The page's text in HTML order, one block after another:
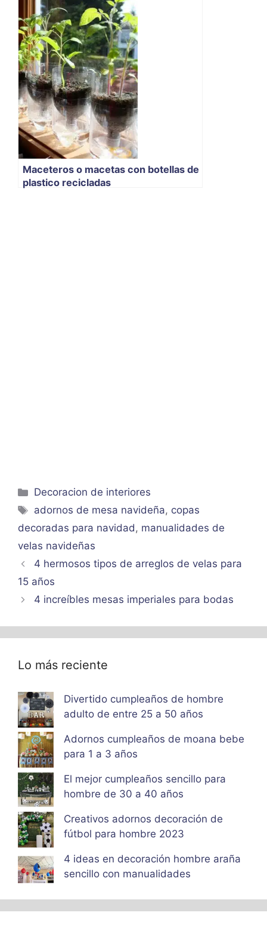
Maceteros o macetas con botellas de
plastico recicladas
Categorías
Decoracion de interiores
Etiquetas
adornos de mesa navideña, copas
decoradas para navidad, manualidades de
velas navideñas
4 hermosos tipos de arreglos de velas para
15 años
4 increíbles mesas imperiales para bodas
Lo más reciente
Divertido cumpleaños de hombre
adulto de entre 25 a 50 años
Adornos cumpleaños de moana bebe
para 1 a 3 años
El mejor cumpleaños sencillo para
hombre de 30 a 40 años
Creativos adornos decoración de
fútbol para hombre 2023
4 ideas en decoración hombre araña
sencillo con manualidades